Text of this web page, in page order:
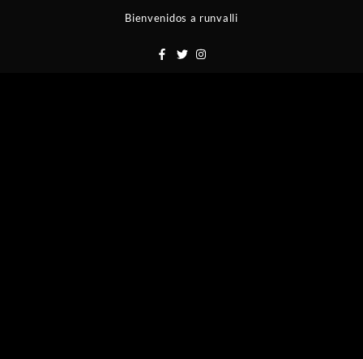
Bienvenidos a runvalli